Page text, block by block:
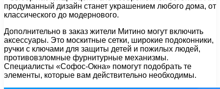
продуманный дизайн станет украшением любого дома, от
классического до модернового.
Дополнительно в заказ жители Митино могут включить
аксессуары. Это москитные сетки, широкие подоконники,
ручки с ключами для защиты детей и пожилых людей,
противовзломные фурнитурные механизмы.
Специалисты «Софос-Окна» помогут подобрать те
элементы, которые вам действительно необходимы.